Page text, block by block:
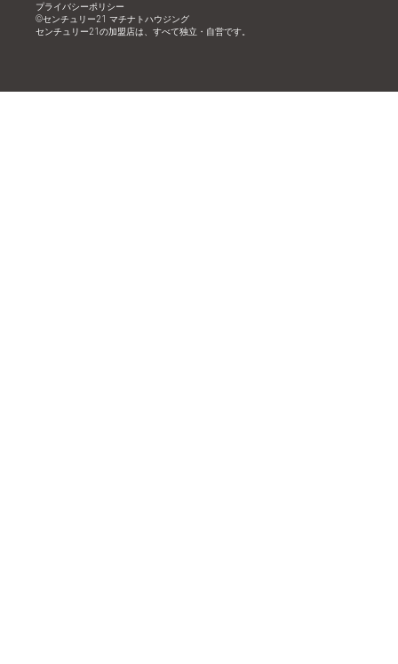
センチュリー21の加盟店は、すべて独立・自営です。
©︎センチュリー21 マチナトハウジング
プライバシーポリシー